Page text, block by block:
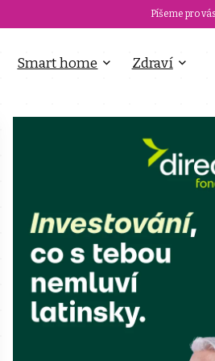
Píšeme pro
Smart home Zdraví